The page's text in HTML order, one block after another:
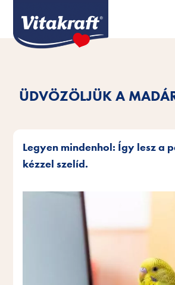
ÜDVÖZÖLJÜK A
Legyen mindenhol: Így lesz a
kézzel szelíd.